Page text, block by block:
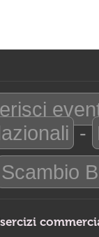
-
Scambio